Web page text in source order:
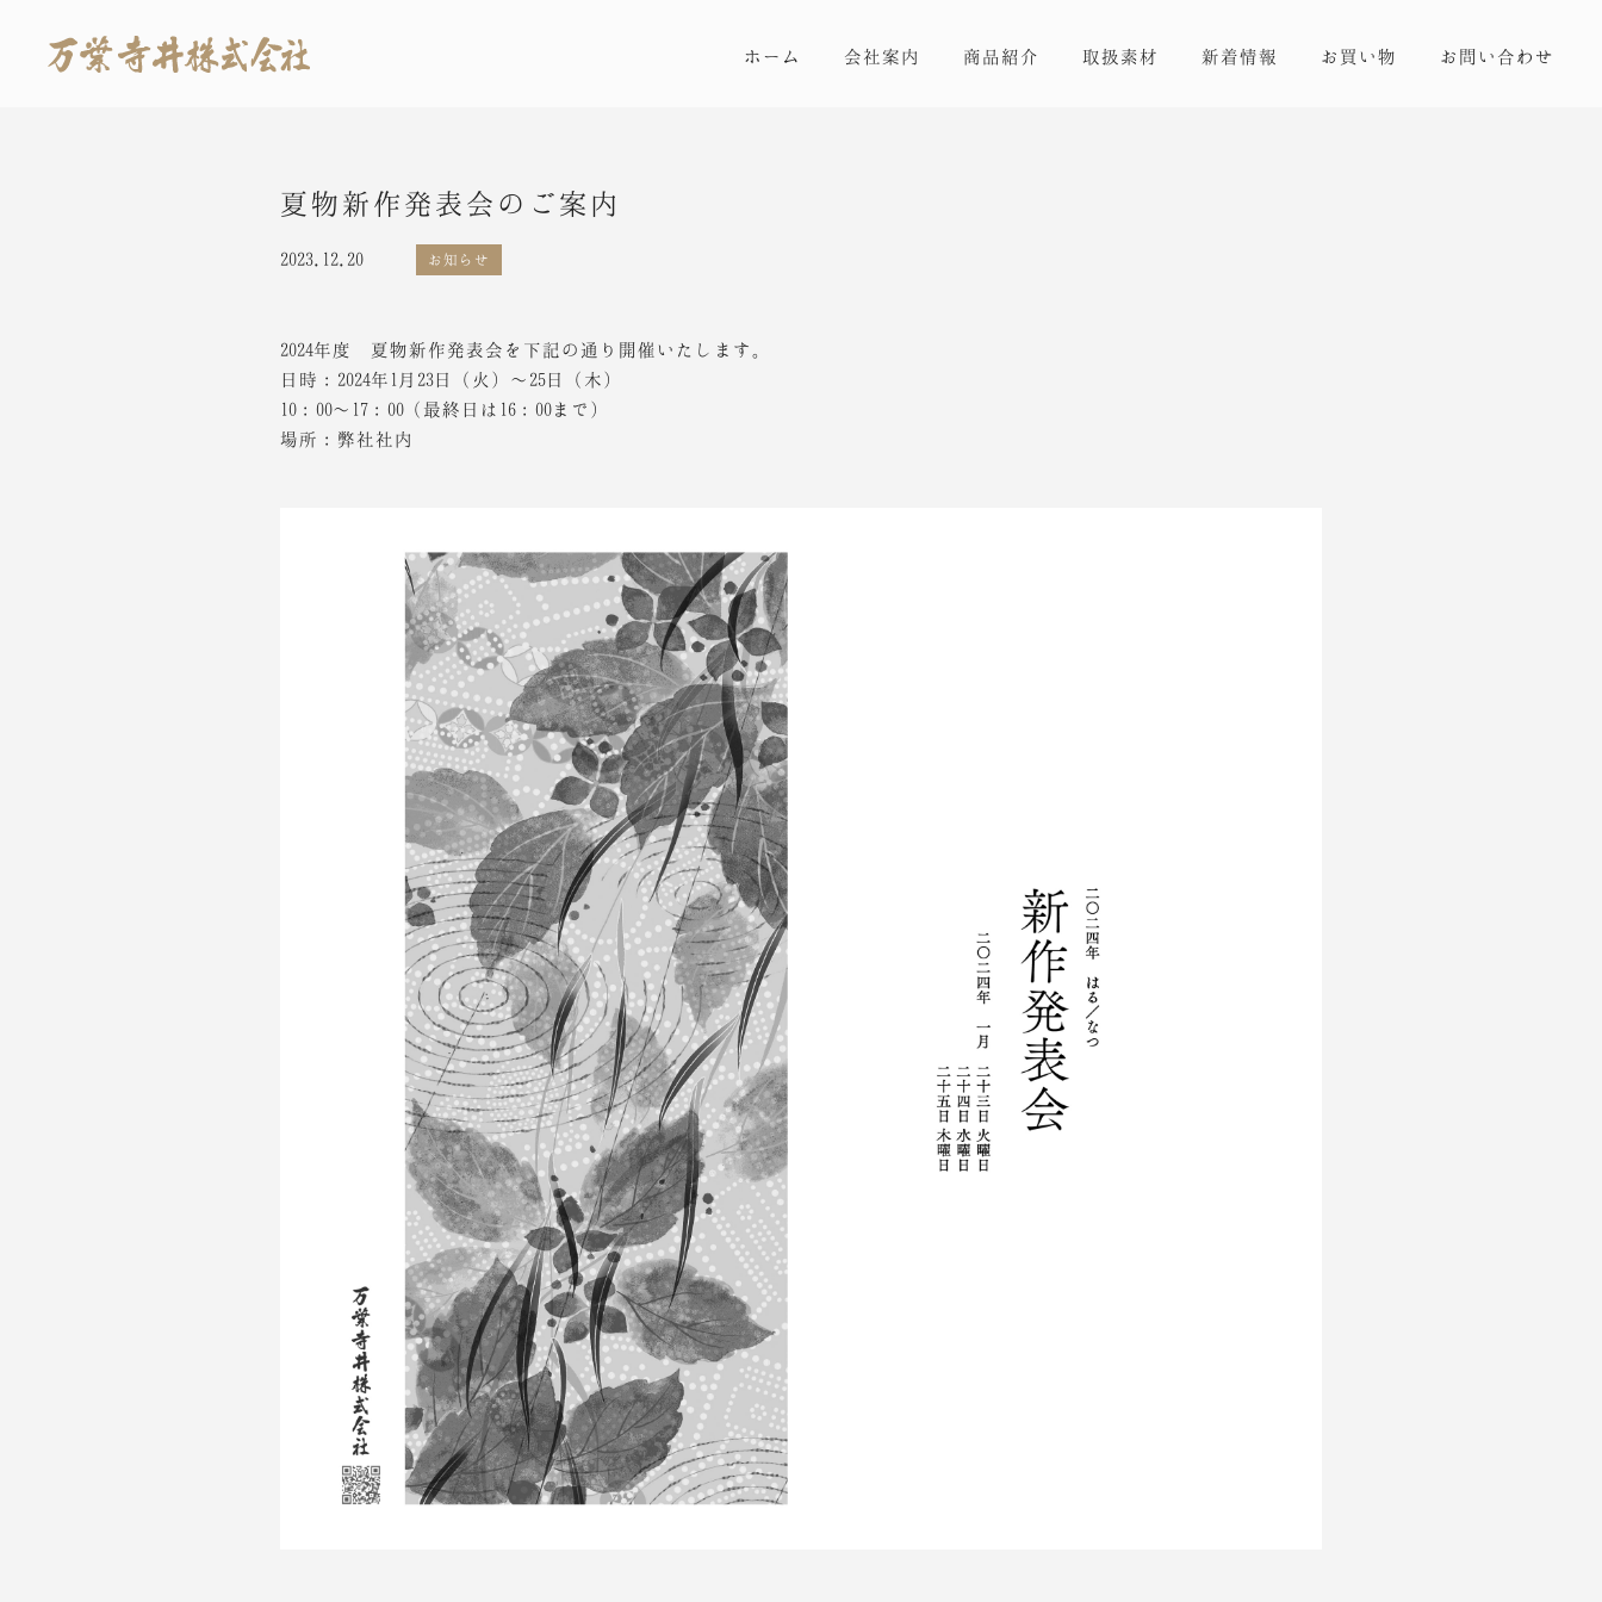
ホーム 会社案内 商品紹介 取扱素材 新着情報 お買い物 お問い合わせ
夏物新作発表会のご案内
2023.12.20 お知らせ
2024年度 夏物新作発表会を下記の通り開催いたします。
日時：2024年1月23日（火）〜25日（木）
10：00〜17：00（最終日は16：00まで）
場所：弊社社内